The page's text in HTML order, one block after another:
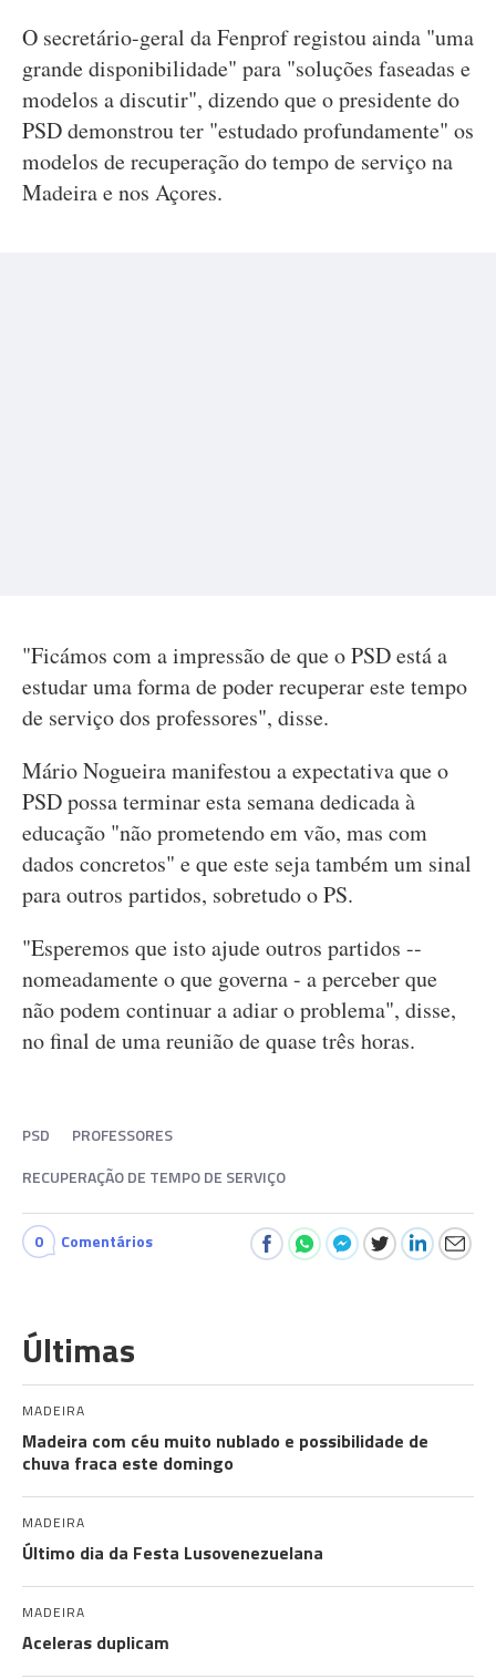
O secretário-geral da Fenprof registou ainda "uma
grande disponibilidade" para "soluções faseadas e
modelos a discutir", dizendo que o presidente do
PSD demonstrou ter "estudado profundamente" os
modelos de recuperação do tempo de serviço na
Madeira e nos Açores.
"Ficámos com a impressão de que o PSD está a
estudar uma forma de poder recuperar este tempo
de serviço dos professores", disse.
Mário Nogueira manifestou a expectativa que o
PSD possa terminar esta semana dedicada à
educação "não prometendo em vão, mas com
dados concretos" e que este seja também um sinal
para outros partidos, sobretudo o PS.
"Esperemos que isto ajude outros partidos --
nomeadamente o que governa - a perceber que
não podem continuar a adiar o problema", disse,
no final de uma reunião de quase três horas.
PSD
PROFESSORES
RECUPERAÇÃO DE TEMPO DE SERVIÇO
0 Comentários
Últimas
MADEIRA
Madeira com céu muito nublado e possibilidade de
chuva fraca este domingo
MADEIRA
Último dia da Festa Lusovenezuelana
MADEIRA
Aceleras duplicam